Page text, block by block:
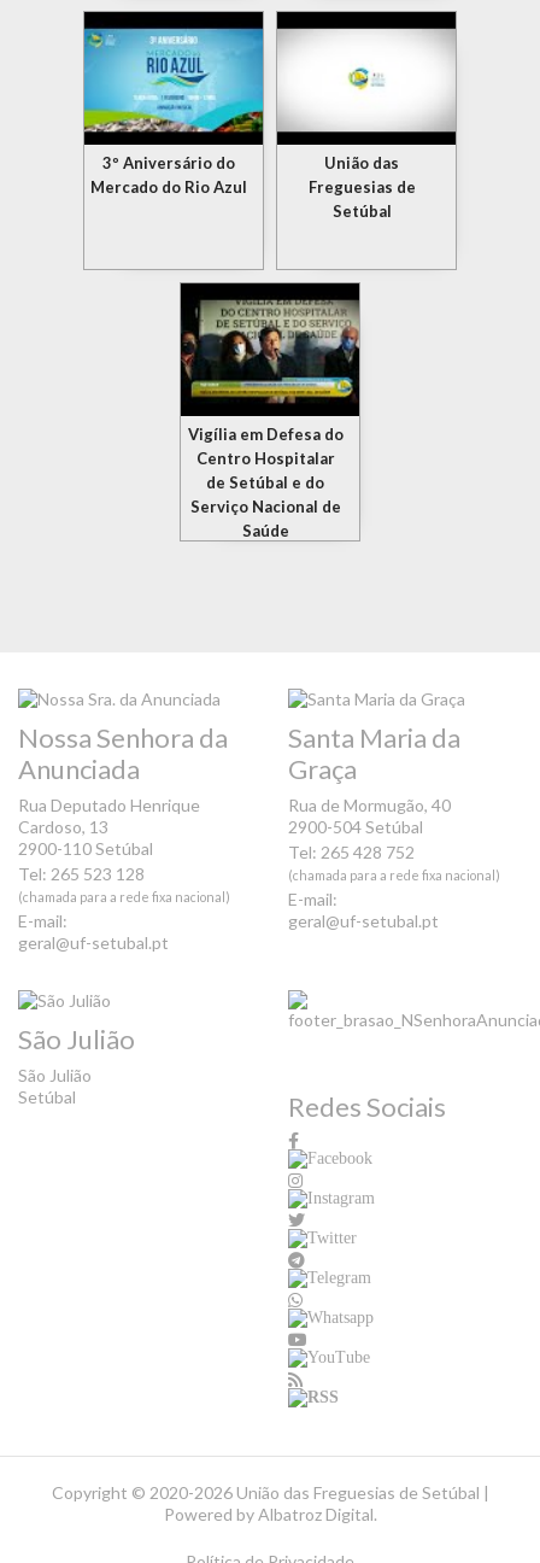
3º Aniversário do
Mercado do Rio Azul
União das
Freguesias de
Setúbal
Vigília em Defesa do
Centro Hospitalar
de Setúbal e do
Serviço Nacional de
Saúde
Nossa Senhora da
Anunciada
Rua Deputado Henrique
Cardoso, 13
2900-110 Setúbal
Tel: 265 523 128
(chamada para a rede fixa nacional)
E-mail:
geral@uf-setubal.pt
Santa Maria da
Graça
Rua de Mormugão, 40
2900-504 Setúbal
Tel: 265 428 752
(chamada para a rede fixa nacional)
E-mail:
geral@uf-setubal.pt
São Julião
São Julião
Setúbal
Redes Sociais
Copyright © 2020-2026 União das Freguesias de Setúbal |
Powered byAlbatroz Digital.